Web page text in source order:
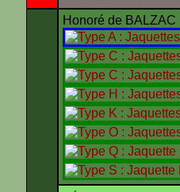
Honoré de BALZAC